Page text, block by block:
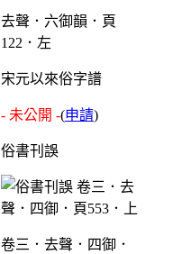
去聲．六御韻．頁
122．左
宋元以來俗字譜
- 未公開 -(申請)
俗書刊誤
卷三．去聲．四御．